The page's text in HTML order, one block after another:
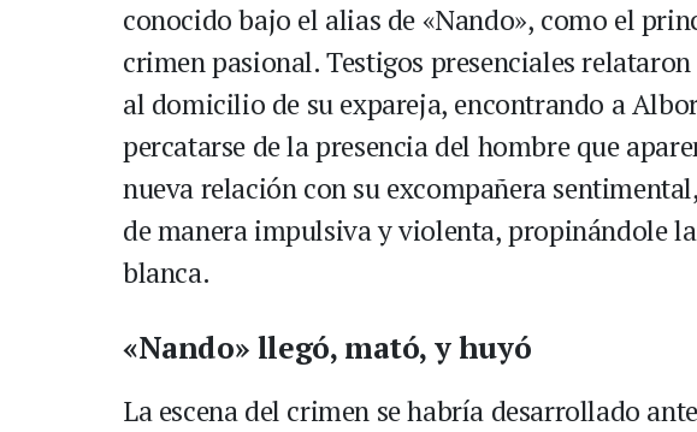
conocido bajo el alias de «Nando», como el
crimen pasional. Testigos presenciales
al domicilio de su expareja, encontrando a
percatarse de la presencia del hombre que
nueva relación con su excompañera
de manera impulsiva y violenta, propinándole
blanca.
«Nando» llegó, mató, y huyó
La escena del crimen se habría desarrollado